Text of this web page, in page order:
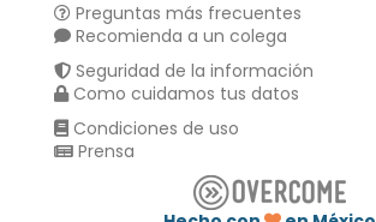
Preguntas más frecuentes
Recomienda a un colega
Seguridad de la información
Como cuidamos tus datos
Condiciones de uso
Prensa